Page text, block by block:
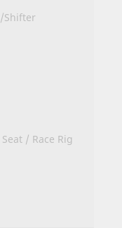
Shifter
/ Race Rig